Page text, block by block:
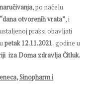
naručivanja, po načelu
“dana otvorenih vrata”, i
ustaljenoj praksi obavljati
upetak 12.11.2021.godine u
iza Doma zdravlja Čitluk.
Sinopharm i